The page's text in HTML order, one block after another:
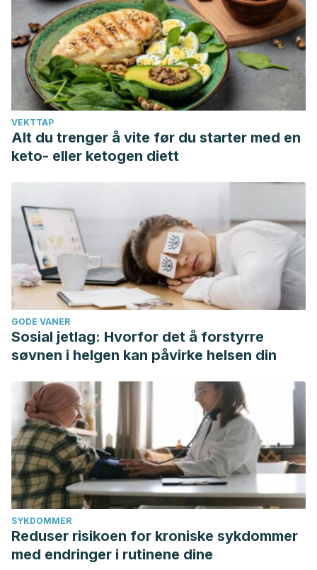
VEKTTAP
Alt du trenger å vite før du starter med en
keto- eller ketogen diett
GODE VANER
Sosial jetlag: Hvorfor det å forstyrre
søvnen i helgen kan påvirke helsen din
SYKDOMMER
Reduser risikoen for kroniske sykdommer
med endringer i rutinene dine